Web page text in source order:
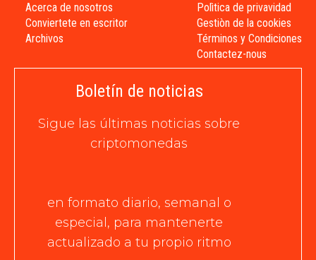
Acerca de nosotros
Conviertete en escritor
Archivos
Polìtica de privavidad
Gestiòn de la cookies
Términos y Condiciones
Contactez-nous
Boletín de noticias
Sigue las últimas noticias sobre
criptomonedas
en formato diario, semanal o
especial, para mantenerte
actualizado a tu propio ritmo